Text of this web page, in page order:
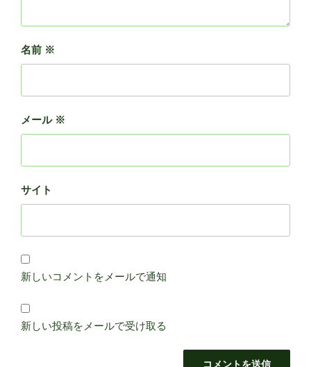
名前 ※
メール ※
サイト
新しいコメントをメールで通知
新しい投稿をメールで受け取る